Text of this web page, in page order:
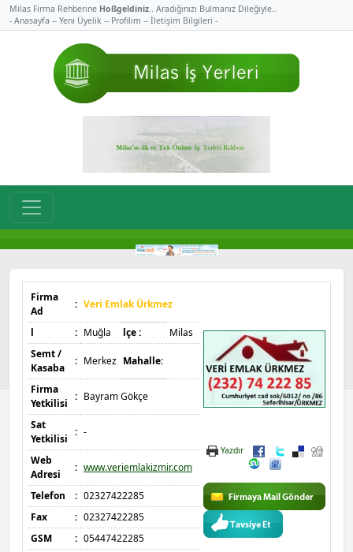
Milas Firma Rehberine Hoßgeldiniz.. Aradığınızı Bulmanız Dileğiyle..
- Anasayfa -- Yeni Üyelik -- Profilim -- İletişim Bilgileri -
Firma
Ad
: Veri Emlak Ürkmez
l : Muğla lçe :
Milas
Semt /
Kasaba
: Merkez Mahalle:
Firma
Yetkilisi
: Bayram Gökçe
Sat
Yetkilisi
: -
Web
Adresi
: www.veriemlakizmir.com
Telefon : 02327422285
Fax
: 02327422285
GSM
: 05447422285
Yazdır